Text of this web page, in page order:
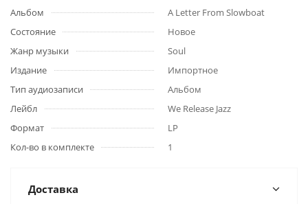
Альбом
A Letter From Slowboat
Состояние
Новое
Жанр музыки
Soul
Издание
Импортное
Тип аудиозаписи
Альбом
Лейбл
We Release Jazz
Формат
LP
Кол-во в комплекте
1
Доставка